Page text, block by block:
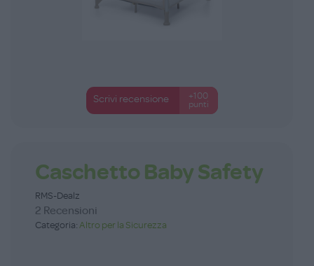
Scrivi recensione
+100
punti
Caschetto Baby Safety
RMS-Dealz
2 Recensioni
Categoria:Altro per la Sicurezza